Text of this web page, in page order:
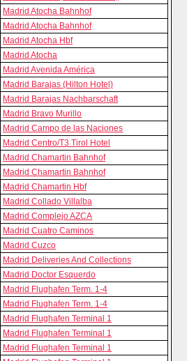
Madrid Atocha Bahnhof
Madrid Atocha Bahnhof
Madrid Atocha Hbf
Madrid Atocha
Madrid Avenida América
Madrid Barajas (Hilton Hotel)
Madrid Barajas Nachbarschaft
Madrid Bravo Murillo
Madrid Campo de las Naciones
Madrid Centro/T3 Tirol Hotel
Madrid Chamartin Bahnhof
Madrid Chamartin Bahnhof
Madrid Chamartin Hbf
Madrid Collado Villalba
Madrid Complejo AZCA
Madrid Cuatro Caminos
Madrid Cuzco
Madrid Deliveries And Collections
Madrid Doctor Esquerdo
Madrid Flughafen Term. 1-4
Madrid Flughafen Term. 1-4
Madrid Flughafen Terminal 1
Madrid Flughafen Terminal 1
Madrid Flughafen Terminal 1